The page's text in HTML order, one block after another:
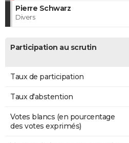
Pierre Schwarz
Divers
Participation au scrutin
Taux de participation
Taux d'abstention
Votes blancs (en pourcentage
des votes exprimés)